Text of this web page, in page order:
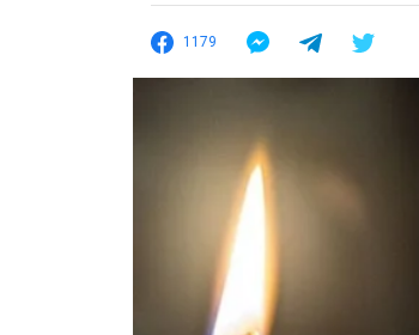
1179